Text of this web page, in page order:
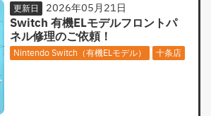
更新日 2026年05月21日
Switch 有機ELモデルフロントパ
ネル修理のご依頼！
Nintendo Switch（有機ELモデル） 十条店